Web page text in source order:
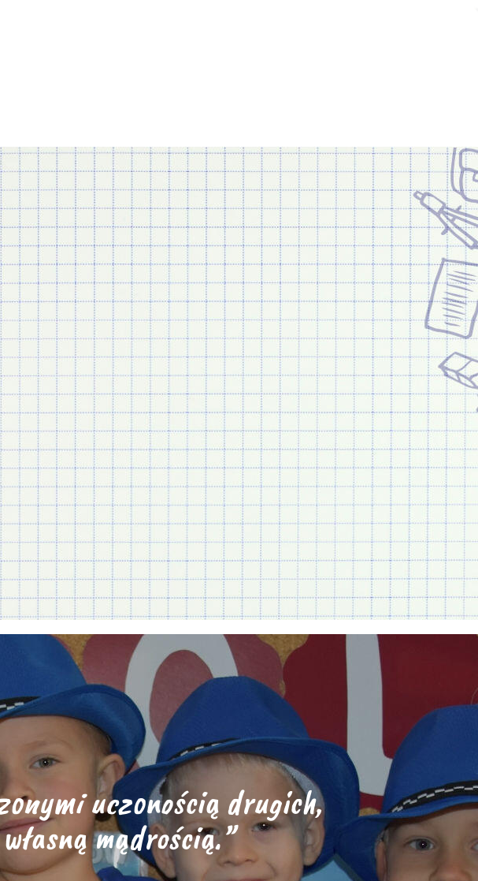
uczonością drugich,
mądrością.”